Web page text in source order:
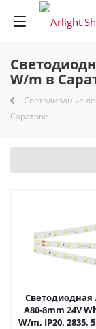
W/m в
Светодиодные
Саратове
Светодиодная
A80-8mm 24V
W/m, IP20, 2835,